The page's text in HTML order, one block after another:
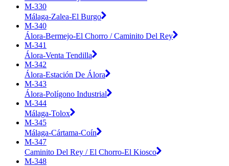
M-330
Málaga-Zalea-El Burgo
M-340
Álora-Bermejo-El Chorro / Caminito Del Rey
M-341
Álora-Venta Tendilla
M-342
Álora-Estación De Álora
M-343
Álora-Polígono Industrial
M-344
Málaga-Tolox
M-345
Málaga-Cártama-Coín
M-347
Caminito Del Rey / El Chorro-El Kiosco
M-348